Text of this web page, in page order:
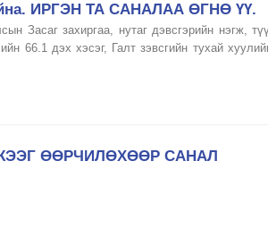
ИРГЭН ТА САНАЛАА ӨГНӨ ҮҮ.
Засаг захиргаа, нутаг дэвсгэрийн нэгж,
66.1 дэх хэсэг, Галт зэвсгийн тухай
ӨӨРЧИЛӨХӨӨР САНАЛ